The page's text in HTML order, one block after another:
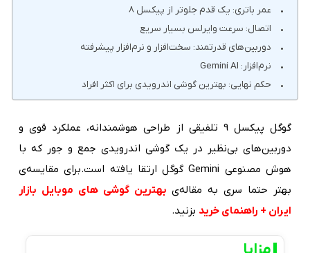
عمر باتری: یک قدم جلوتر از پیکسل 8
اتصال: سرعت وایرلس بسیار سریع
دوربین‌های قدرتمند: سخت‌افزار و نرم‌افزار پیشرفته
نرم‌افزار: Gemini AI
حکم نهایی: بهترین گوشی اندرویدی برای اکثر افراد
گوگل پیکسل 9 تلفیقی از طراحی هوشمندانه، عملکرد قوی و
دوربین‌های بی‌نظیر در یک گوشی اندرویدی جمع و جور که با
هوش مصنوعی Gemini گوگل ارتقا یافته است.برای مقایسه‌ی
بهتر حتما سری به مقاله‌ی بهترین گوشی های موبایل بازار
ایران + راهنمای خرید بزنید.